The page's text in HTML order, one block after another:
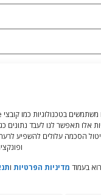
אלו תאפשר לנו לעבד נתונים
הסכמה עלולים להשפיע
בעמוד מדיניות הפרטיות ו